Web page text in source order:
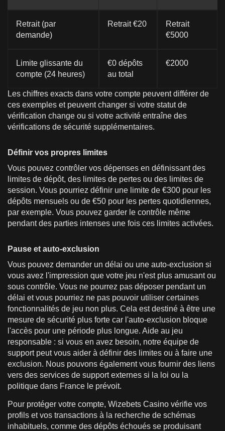
Retrait (par
demande)
Retrait €20
Retrait
€5000
Limite glissante du
compte (24 heures)
€0 dépôts
au total
€2000
Les chiffres exacts dans votre compte peuvent différer de
ces exemples et peuvent changer si votre statut de
vérification change ou si votre activité entraîne des
vérifications de sécurité supplémentaires.
Définir vos propres limites
Vous pouvez contrôler vos dépenses en définissant des
limites de dépôt, des limites de pertes ou des limites de
session. Vous pourriez définir une limite de €300 pour les
dépôts mensuels ou de €50 pour les pertes quotidiennes,
par exemple. Vous pouvez garder le contrôle même
pendant des parties intenses une fois ces limites activées.
Pause et auto-exclusion
Vous pouvez demander un délai ou une auto-exclusion si
vous avez l'impression que votre jeu n'est plus amusant ou
sous contrôle. Vous ne pourrez pas déposer pendant un
délai et vous pourriez ne pas pouvoir utiliser certaines
fonctionnalités de jeu non plus. Cela est destiné à être une
mesure de sécurité plus forte car l'auto-exclusion bloque
l'accès pour une période plus longue. Aide au jeu
responsable : si vous en avez besoin, notre équipe de
support peut vous aider à définir des limites ou à faire une
exclusion. Nous pouvons également vous fournir des liens
vers des services de support externes si la loi ou la
politique dans France le prévoit.
Pour protéger votre compte, Wizebets Casino vérifie vos
profils et vos transactions à la recherche de schémas
inhabituels, comme des dépôts échoués se produisant